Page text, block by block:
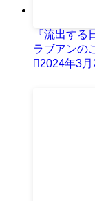
『流出す
ラブアンの
2024年3月